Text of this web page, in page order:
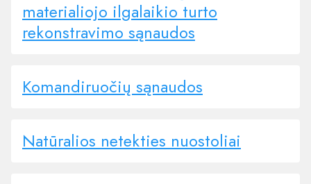
materialiojo ilgalaikio turto
rekonstravimo sąnaudos
Komandiruočių sąnaudos
Natūralios netekties nuostoliai